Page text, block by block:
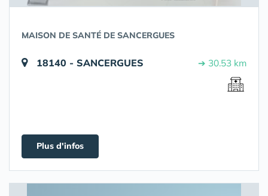
MAISON DE SANTÉ DE SANCERGUES
18140 - SANCERGUES ➔ 30.53 km
Plus d'infos